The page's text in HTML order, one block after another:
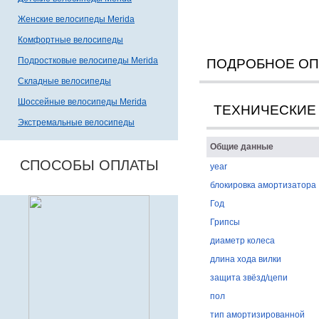
Женские велосипеды Merida
Комфортные велосипеды
Подростковые велосипеды Merida
Складные велосипеды
Шоссейные велосипеды Merida
Экстремальные велосипеды
СПОСОБЫ ОПЛАТЫ
ПОДРОБНОЕ
ТЕХНИЧЕСКИЕ
Общие данные
year
блокировка амортизатора
Год
Грипсы
диаметр колеса
длина хода вилки
защита звёзд/цепи
пол
тип амортизированной